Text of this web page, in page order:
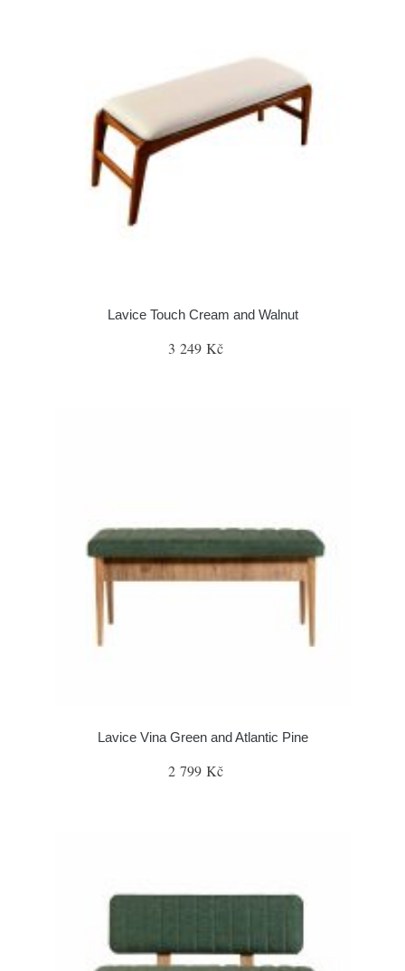
Lavice Touch Cream and Walnut
3 249 Kč
Lavice Vina Green and Atlantic Pine
2 799 Kč